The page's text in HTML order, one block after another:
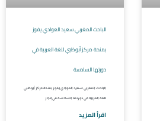
الباحث المغربي سعيد العوادي يفوز
بمنحة مركز أبوظبي للغة العربية في
دورتها السادسة
الباحث المغربي سعيد العوادي يفوز بمنحة مركز أبوظبي
للغة العربية في دورتها السادسة في إنجاز
اقرأ المزيد